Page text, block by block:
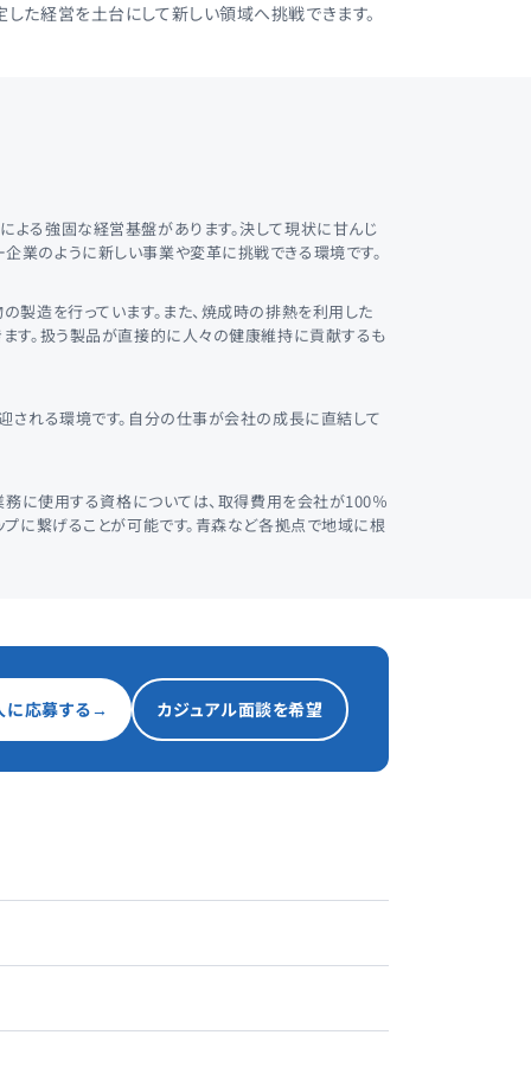
た経営を土台にして新しい領域へ挑戦できます。
よる強固な経営基盤があります。決して現状に甘んじ
業のように新しい事業や変革に挑戦できる環境です。
製造を行っています。また、焼成時の排熱を利用した
す。扱う製品が直接的に人々の健康維持に貢献するも
される環境です。自分の仕事が会社の成長に直結して
務に使用する資格については、取得費用を会社が100％
に繋げることが可能です。青森など各拠点で地域に根
に応募する→ カジュアル面談を希望